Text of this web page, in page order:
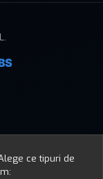
ce tipuri de